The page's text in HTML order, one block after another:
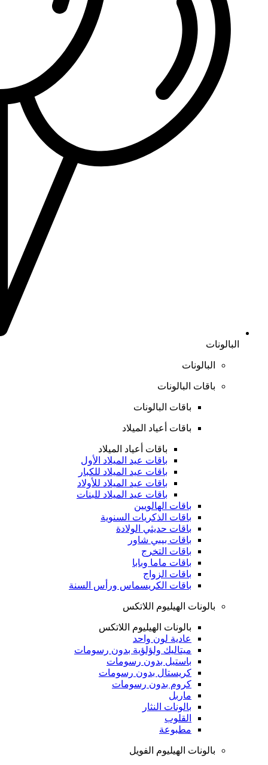
البالونات
البالونات
باقات البالونات
باقات البالونات
باقات أعياد الميلاد
باقات أعياد الميلاد
باقات عيد الميلاد الأول
باقات عيد الميلاد للكبار
باقات عيد الميلاد للأولاد
باقات عيد الميلاد للبنات
باقات الهالويين
باقات الذكريات السنوية
باقات حديثي الولادة
باقات بيبي شاور
باقات التخرج
باقات ماما وبابا
باقات الزواج
باقات الكريسماس ورأس السنة
بالونات الهيليوم اللاتكس
بالونات الهيليوم اللاتكس
عادية لون واحد
ميتاليك ولؤلؤية بدون رسومات
باستيل بدون رسومات
كريستال بدون رسومات
كروم بدون رسومات
ماربل
بالونات النثار
القلوب
مطبوعة
بالونات الهيليوم الفويل